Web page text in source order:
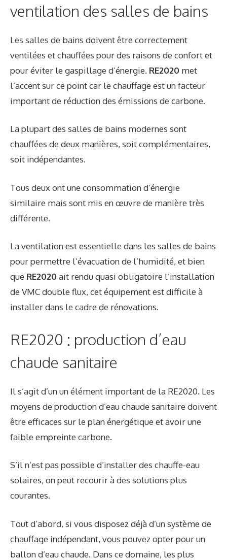
ventilation des salles de bains
Les salles de bains doivent être correctement
ventilées et chauffées pour des raisons de confort et
pour éviter le gaspillage d’énergie. RE2020 met
l’accent sur ce point car le chauffage est un facteur
important de réduction des émissions de carbone.
La plupart des salles de bains modernes sont
chauffées de deux manières, soit complémentaires,
soit indépendantes.
Tous deux ont une consommation d’énergie
similaire mais sont mis en œuvre de manière très
différente.
La ventilation est essentielle dans les salles de bains
pour permettre l’évacuation de l’humidité, et bien
que RE2020ait rendu quasi obligatoire l’installation
de VMC double flux, cet équipement est difficile à
installer dans le cadre de rénovations.
RE2020 : production d’eau
chaude sanitaire
Il s’agit d’un un élément important de la RE2020. Les
moyens de production d’eau chaude sanitaire doivent
être efficaces sur le plan énergétique et avoir une
faible empreinte carbone.
S’il n’est pas possible d’installer des chauffe-eau
solaires, on peut recourir à des solutions plus
courantes.
Tout d’abord, si vous disposez déjà d’un système de
chauffage indépendant, vous pouvez opter pour un
ballon d’eau chaude. Dans ce domaine, les plus